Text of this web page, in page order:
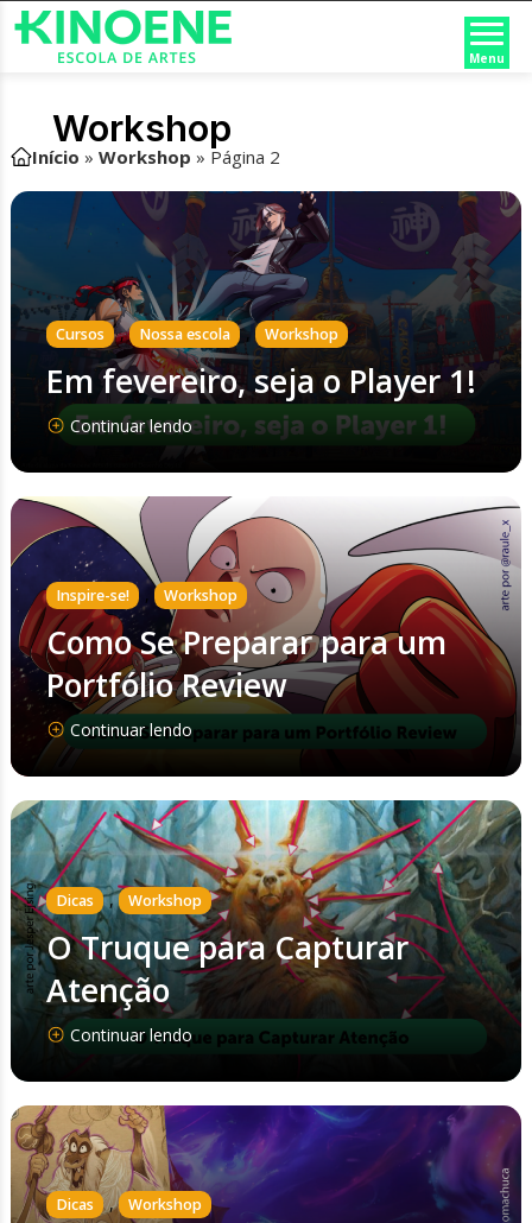
Menu
Workshop
Início » Workshop » Página 2
Cursos , Nossa escola , Workshop
Em fevereiro, seja o Player 1!
Continuar lendo
Inspire-se! , Workshop
Como Se Preparar para um
Portfólio Review
Continuar lendo
Dicas , Workshop
O Truque para Capturar
Atenção
Continuar lendo
Dicas , Workshop